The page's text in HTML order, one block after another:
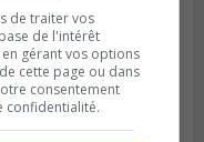
de traiter vos
de l'intérêt
gérant vos options
cette page ou dans
consentement
confidentialité.